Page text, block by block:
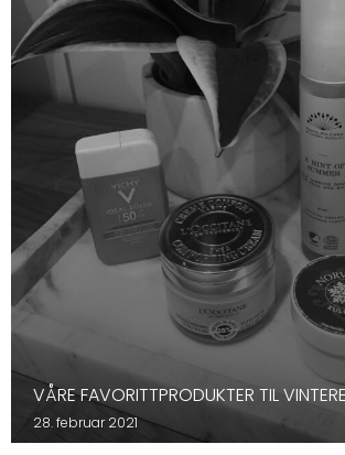
VÅRE FAVORITTPRODUKTER TIL
28. februar 2021